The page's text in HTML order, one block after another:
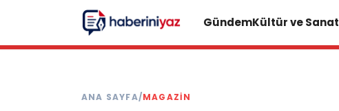
GündemKültür ve Sanat
ANA SAYFA/MAGAZİN